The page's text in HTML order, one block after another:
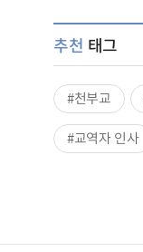
추천 태그
#천부교
#교역자 인사